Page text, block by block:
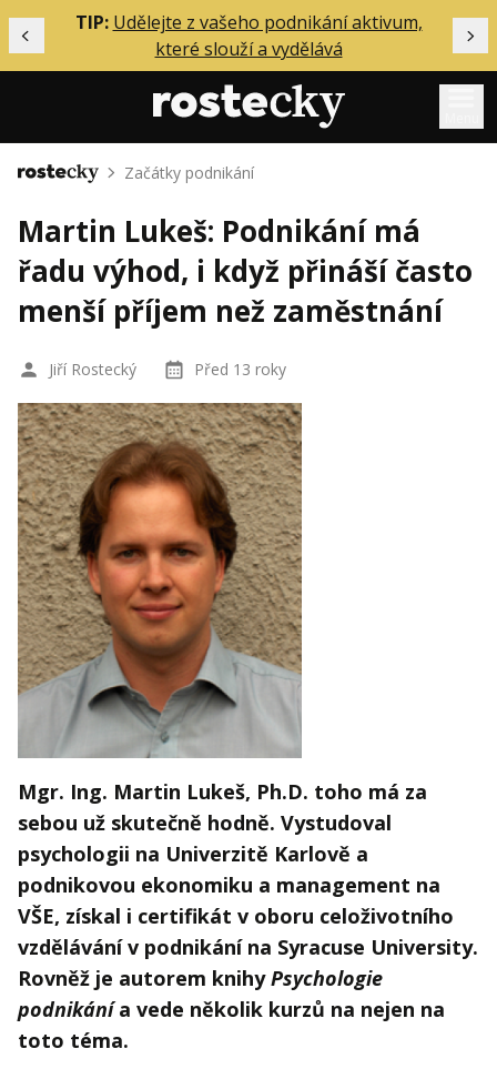
Předchozí
TIP: Udělejte z vašeho podnikání aktivum,
které slouží a vydělává
Mentoring
Podcasty
Solo
Akce
O mně
Přihlášení
Kontakt
Obchodní podmínky
Hledaná fráze
Domů Začátky podnikání
Martin Lukeš: Podnikání má
řadu výhod, i když přináší často
menší příjem než zaměstnání
Jiří Rostecký Před 13 roky
Mgr. Ing. Martin Lukeš, Ph.D. toho má za
sebou už skutečně hodně. Vystudoval
psychologii na Univerzitě Karlově a
podnikovou ekonomiku a management na
VŠE, získal i certifikát v oboru celoživotního
vzdělávání v podnikání na Syracuse University.
Rovněž je autorem knihyPsychologie
podnikánía vede několik kurzů na nejen na
toto téma.